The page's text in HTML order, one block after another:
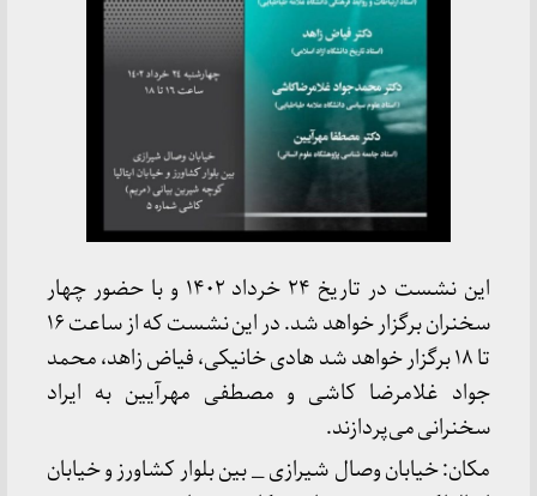
این نشست در تاریخ ۲۴ خرداد ۱۴۰۲ و با حضور چهار
سخنران برگزار خواهد شد. در این نشست که از ساعت ۱۶
تا ۱۸ برگزار خواهد شد هادی خانیکی، فیاض زاهد، محمد
جواد غلامرضا کاشی و مصطفی مهرآیین به ایراد
سخنرانی می‌پردازند.
مکان: خیابان وصال شیرازی _ بین بلوار کشاورز و خیابان